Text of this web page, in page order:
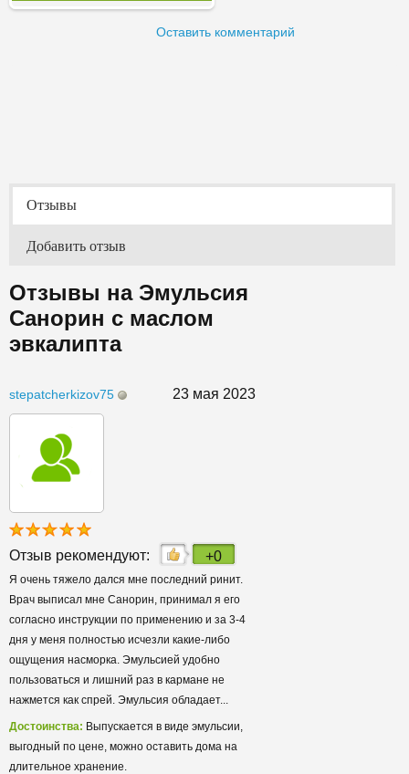
Оставить комментарий
Отзывы
Добавить отзыв
Отзывы на Эмульсия
Санорин с маслом
эвкалипта
stepatcherkizov75 23 мая 2023
Отзыв рекомендуют: +0
Я очень тяжело дался мне последний ринит.
Врач выписал мне Санорин, принимал я его
согласно инструкции по применению и за 3-4
дня у меня полностью исчезли какие-либо
ощущения насморка. Эмульсией удобно
пользоваться и лишний раз в кармане не
нажмется как спрей. Эмульсия обладает...
Достоинства: Выпускается в виде эмульсии,
выгодный по цене, можно оставить дома на
длительное хранение.